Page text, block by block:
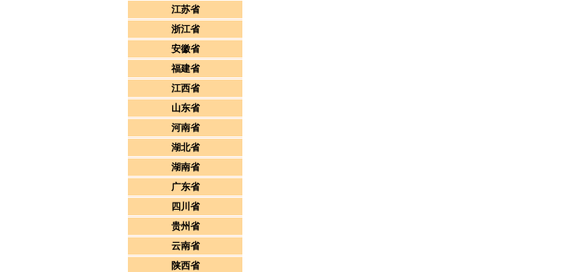
江苏省
浙江省
安徽省
福建省
江西省
山东省
河南省
湖北省
湖南省
广东省
四川省
贵州省
云南省
陕西省